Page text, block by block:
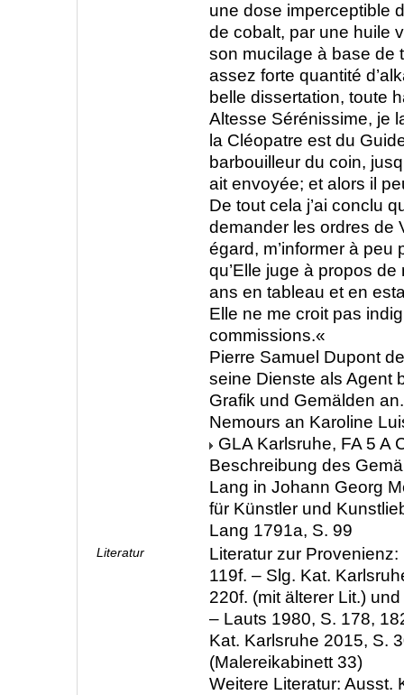
une dose imperceptible
de cobalt, par une huile
son mucilage à base de
assez forte quantité
belle dissertation, toute
Altesse Sérénissime, je
la Cléopatre est du
barbouilleur du coin,
ait envoyée; et alors il
De tout cela j’ai conclu
demander les ordres de
égard, m’informer à peu
qu’Elle juge à propos de
ans en tableau et en
Elle ne me croit pas
commissions.«
Pierre Samuel Dupont
seine Dienste als Agent
Grafik und Gemälden
Nemours an Karoline
GLA Karlsruhe, FA 5 A
Beschreibung des
Lang in Johann Georg
für Künstler und
Lang 1791a, S. 99
Literatur
Literatur zur
119f. – Slg. Kat.
220f. (mit älterer Lit.)
– Lauts 1980, S. 178,
Kat. Karlsruhe 2015, S.
(Malereikabinett 33)
Weitere Literatur: Ausst.